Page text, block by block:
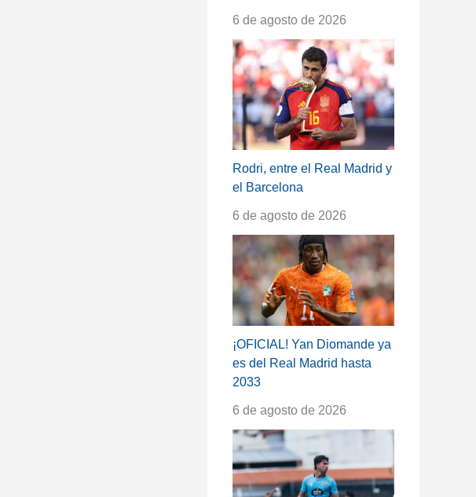
6 de agosto de 2026
Rodri, entre el Real Madrid y
el Barcelona
6 de agosto de 2026
¡OFICIAL! Yan Diomande ya
es del Real Madrid hasta
2033
6 de agosto de 2026